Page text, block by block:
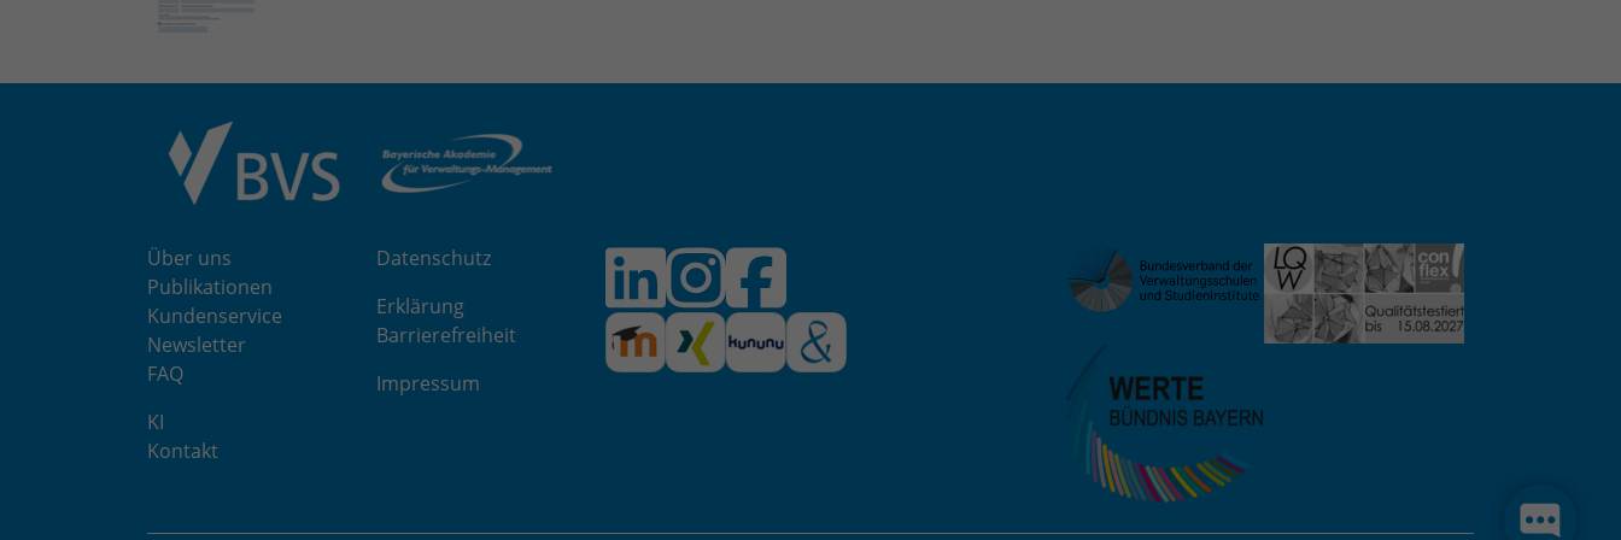
Über uns
Publikationen
Kundenservice
Newsletter
FAQ
KI
Kontakt
Datenschutz
Erklärung
Barrierefreiheit
Impressum